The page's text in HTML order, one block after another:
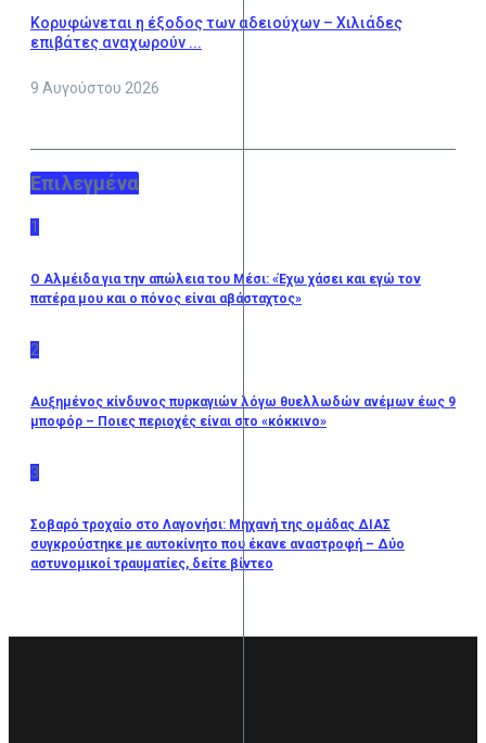
Κορυφώνεται η έξοδος των αδειούχων – Χιλιάδες
επιβάτες αναχωρούν ...
9 Αυγούστου 2026
Επιλεγμένα
1
O Αλμέιδα για την απώλεια του Μέσι: «Έχω χάσει και εγώ τον
πατέρα μου και ο πόνος είναι αβάσταχτος»
2
Αυξημένος κίνδυνος πυρκαγιών λόγω θυελλωδών ανέμων έως 9
μποφόρ – Ποιες περιοχές είναι στο «κόκκινο»
3
Σοβαρό τροχαίο στο Λαγονήσι: Μηχανή της ομάδας ΔΙΑΣ
συγκρούστηκε με αυτοκίνητο που έκανε αναστροφή – Δύο
αστυνομικοί τραυματίες, δείτε βίντεο